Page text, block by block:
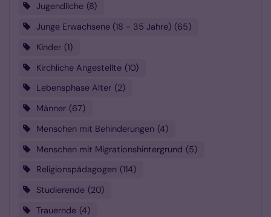
Jugendliche 8
Junge Erwachsene (18 - 35 Jahre) 65
Kinder 1
Kirchliche Angestellte 10
Lebensphase Alter 2
Männer 67
Menschen mit Behinderungen 4
Menschen mit Migrationshintergrund 5
Religionspädagogen 114
Studierende 20
Trauernde 4